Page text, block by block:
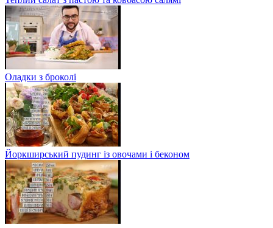
Оладки з броколі
Йоркширський пудинг із овочами і беконом